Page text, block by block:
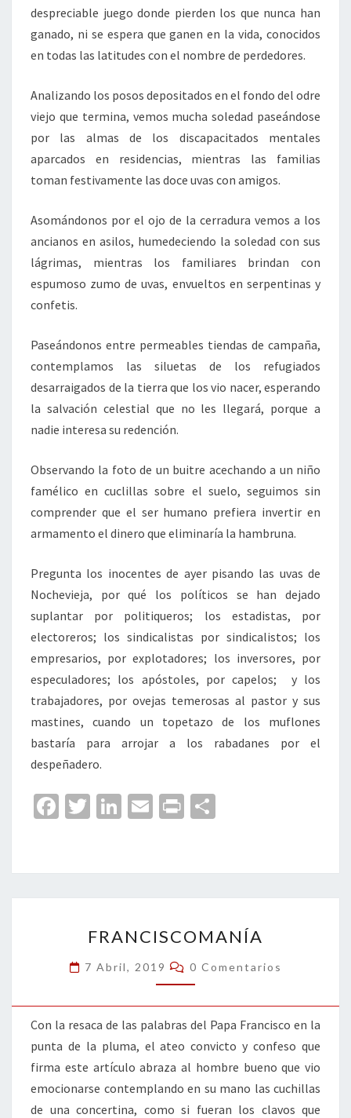
despreciable juego donde pierden los que nunca han
ganado, ni se espera que ganen en la vida, conocidos
en todas las latitudes con el nombre de perdedores.
Analizando los posos depositados en el fondo del odre
viejo que termina, vemos mucha soledad paseándose
por las almas de los discapacitados mentales
aparcados en residencias, mientras las familias
toman festivamente las doce uvas con amigos.
Asomándonos por el ojo de la cerradura vemos a los
ancianos en asilos, humedeciendo la soledad con sus
lágrimas, mientras los familiares brindan con
espumoso zumo de uvas, envueltos en serpentinas y
confetis.
Paseándonos entre permeables tiendas de campaña,
contemplamos las siluetas de los refugiados
desarraigados de la tierra que los vio nacer, esperando
la salvación celestial que no les llegará, porque a
nadie interesa su redención.
Observando la foto de un buitre acechando a un niño
famélico en cuclillas sobre el suelo, seguimos sin
comprender que el ser humano prefiera invertir en
armamento el dinero que eliminaría la hambruna.
Pregunta los inocentes de ayer pisando las uvas de
Nochevieja, por qué los políticos se han dejado
suplantar por politiqueros; los estadistas, por
electoreros; los sindicalistas por sindicalistos; los
empresarios, por explotadores; los inversores, por
especuladores; los apóstoles, por capelos; y los
trabajadores, por ovejas temerosas al pastor y sus
mastines, cuando un topetazo de los muflones
bastaría para arrojar a los rabadanes por el
despeñadero.
Fa
o
o
T
er
Li
dI
n
E
l
Pr
p
ar
tir
FRANCISCOMANÍA
7 Abril, 2019 Comentarios
0 Comentarios
Con la resaca de las palabras del Papa Francisco en la
punta de la pluma, el ateo convicto y confeso que
firma este artículo abraza al hombre bueno que vio
emocionarse contemplando en su mano las cuchillas
de una concertina, como si fueran los clavos que